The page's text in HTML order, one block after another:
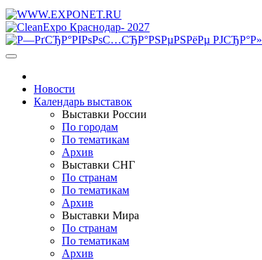
Новости
Календарь выставок
Выставки России
По городам
По тематикам
Архив
Выставки СНГ
По странам
По тематикам
Архив
Выставки Мира
По странам
По тематикам
Архив